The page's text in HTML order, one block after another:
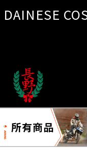
DAINESE
所有商品